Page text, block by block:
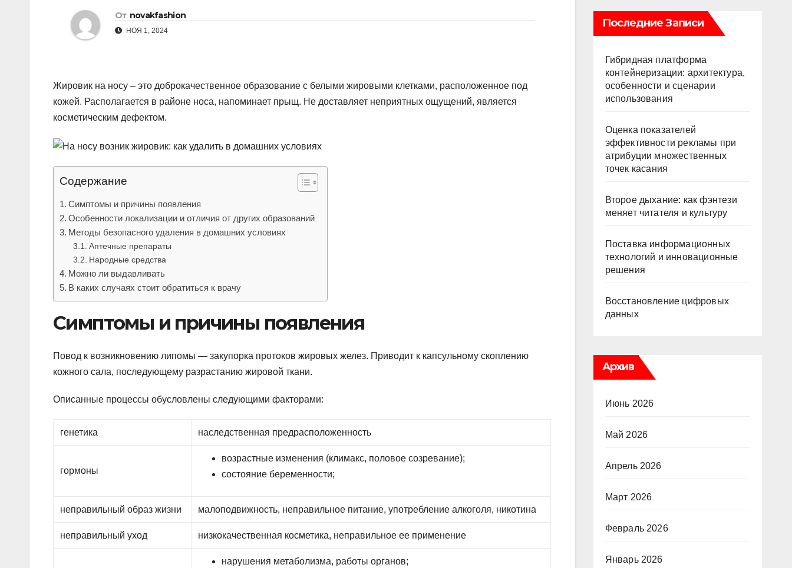
От novakfashion
НОЯ 1, 2024
Жировик на носу – это доброкачественное образование с белыми жировыми клетками, расположенное под
кожей. Располагается в районе носа, напоминает прыщ. Не доставляет неприятных ощущений, является
косметическим дефектом.
Содержание
Симптомы и причины появления
Особенности локализации и отличия от других образований
Методы безопасного удаления в домашних условиях
Аптечные препараты
Народные средства
Можно ли выдавливать
В каких случаях стоит обратиться к врачу
Симптомы и причины появления
Повод к возникновению липомы — закупорка протоков жировых желез. Приводит к капсульному скоплению
кожного сала, последующему разрастанию жировой ткани.
Описанные процессы обусловлены следующими факторами:
генетика наследственная предрасположенность
гормоны
возрастные изменения (климакс, половое созревание);
состояние беременности;
неправильный образ жизни малоподвижность, неправильное питание, употребление алкоголя, никотина
неправильный уход низкокачественная косметика, неправильное ее применение
нарушения метаболизма, работы органов;
Последние Записи
Гибридная платформа
контейнеризации: архитектура,
особенности и сценарии
использования
Оценка показателей
эффективности рекламы при
атрибуции множественных
точек касания
Второе дыхание: как фэнтези
меняет читателя и культуру
Поставка информационных
технологий и инновационные
решения
Восстановление цифровых
данных
Архив
Июнь 2026
Май 2026
Апрель 2026
Март 2026
Февраль 2026
Январь 2026